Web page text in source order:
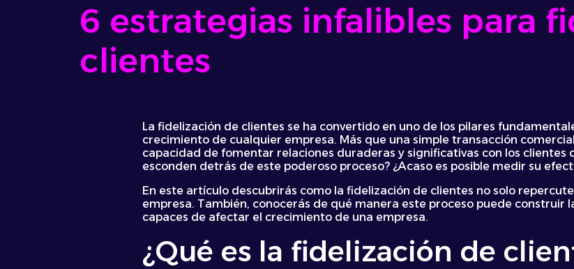
6 estrategias infalibles para
clientes
La fidelización de clientes se ha convertido en uno de los pilares
crecimiento de cualquier empresa. Más que una simple transacción
capacidad de fomentar relaciones duraderas y significativas con los clientes
esconden detrás de este poderoso proceso? ¿Acaso es posible medir su
En este artículo descubrirás como la fidelización de clientes no solo
empresa. También, conocerás de qué manera este proceso puede construir
capaces de afectar el crecimiento de una empresa.
¿Qué es la fidelización de